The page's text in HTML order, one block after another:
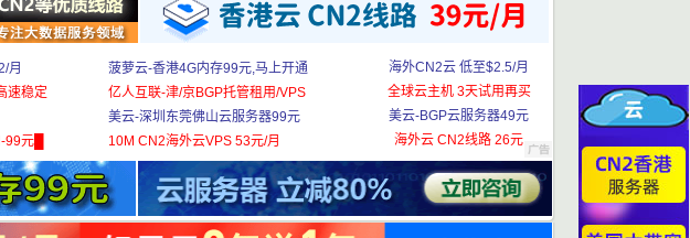
月
速稳定
元█
菠萝云-香港4G内存99元,马上开通
亿人互联-津/京BGP托管租用/VPS
美云-深圳东莞佛山云服务器99元
10M CN2海外云VPS 53元/月
海外CN2云 低至$2.5/月
全球云主机 3天试用再买
美云-BGP云服务器49元
海外云 CN2线路 26元